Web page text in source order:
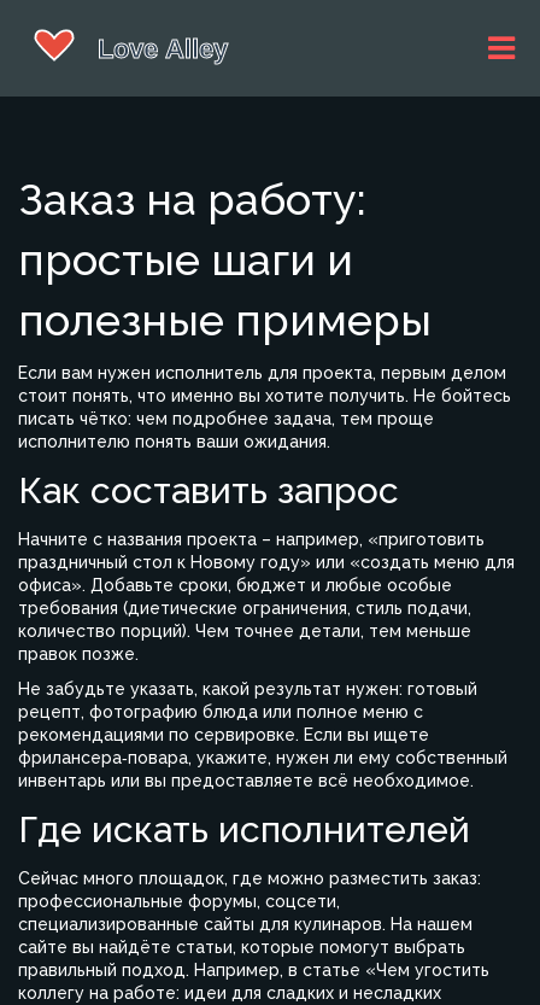
Заказ на работу:
простые шаги и
полезные примеры
Если вам нужен исполнитель для проекта, первым делом
стоит понять, что именно вы хотите получить. Не бойтесь
писать чётко: чем подробнее задача, тем проще
исполнителю понять ваши ожидания.
Как составить запрос
Начните с названия проекта – например, «приготовить
праздничный стол к Новому году» или «создать меню для
офиса». Добавьте сроки, бюджет и любые особые
требования (диетические ограничения, стиль подачи,
количество порций). Чем точнее детали, тем меньше
правок позже.
Не забудьте указать, какой результат нужен: готовый
рецепт, фотографию блюда или полное меню с
рекомендациями по сервировке. Если вы ищете
фрилансера‑повара, укажите, нужен ли ему собственный
инвентарь или вы предоставляете всё необходимое.
Где искать исполнителей
Сейчас много площадок, где можно разместить заказ:
профессиональные форумы, соцсети,
специализированные сайты для кулинаров. На нашем
сайте вы найдёте статьи, которые помогут выбрать
правильный подход. Например, в статье «Чем угостить
коллегу на работе: идеи для сладких и несладких